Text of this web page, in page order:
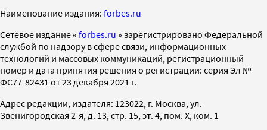
Наименование издания: forbes.ru
Cетевое издание « forbes.ru » зарегистрировано Федеральной
службой по надзору в сфере связи, информационных
технологий и массовых коммуникаций, регистрационный
номер и дата принятия решения о регистрации: серия Эл №
ФС77-82431 от 23 декабря 2021 г.
Адрес редакции, издателя: 123022, г. Москва, ул.
Звенигородская 2-я, д. 13, стр. 15, эт. 4, пом. X, ком. 1